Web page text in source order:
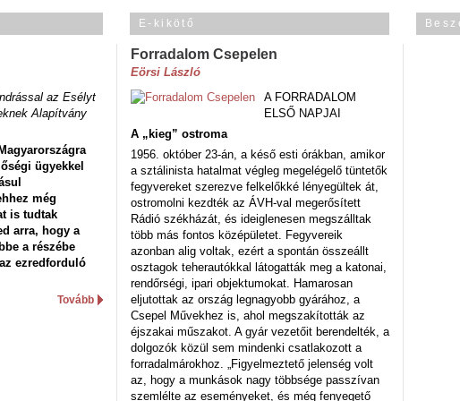
az Esélyt
Alapítvány
ügyekkel
még
is tudtak
arra, hogy a
a részébe
ezredforduló
Tovább
E-kikötő
Forradalom Csepelen
Eörsi László
A FORRADALOM
ELSŐ NAPJAI
A „kieg” ostroma
1956. október 23-án, a késő esti órákban, amikor
a sztálinista hatalmat végleg megelégelő tüntetők
fegyvereket szerezve felkelőkké lényegültek át,
ostromolni kezdték az ÁVH-val megerősített
Rádió székházát, és ideiglenesen megszálltak
több más fontos középületet. Fegyvereik
azonban alig voltak, ezért a spontán összeállt
osztagok teherautókkal látogatták meg a katonai,
rendőrségi, ipari objektumokat. Hamarosan
eljutottak az ország legnagyobb gyárához, a
Csepel Művekhez is, ahol megszakították az
éjszakai műszakot. A gyár vezetőit berendelték, a
dolgozók közül sem mindenki csatlakozott a
forradalmárokhoz. „Figyelmeztető jelenség volt
az, hogy a munkások nagy többsége passzívan
szemlélte az eseményeket, és még fenyegető